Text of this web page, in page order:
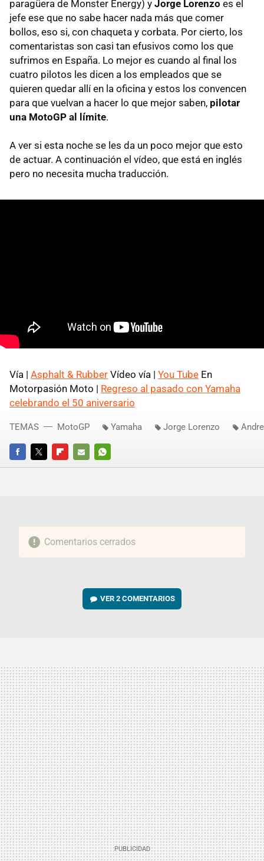
paragüera de Monster Energy) y Jorge Lorenzo es el
jefe ese que no sabe hacer nada más que comer
bollos, eso si, con chaqueta y corbata. Por cierto, los
comentaristas son casi tan efusivos como los que
sufrimos en España. Lo mejor es cuando al final los
cuatro pilotos les dicen a los empleados que se
quieren quedar allí en la oficina y estos los convencen
para que vuelvan a hacer lo que mejor saben, pilotar
una MotoGP al límite.
A ver si esta noche se les da un poco mejor que esto
de actuar. A continuación el vídeo, que está en inglés
pero no necesita mucha traducción.
Vía | Asphalt & Rubber Vídeo vía | You Tube En
Motorpasión Moto | Regreso al pasado con Yamaha
celebrando el 50 aniversario
FACEBOOKTWITTERFLIPBOARD
E-
WHATSAPP
TEMAS MotoGP Yamaha Jorge Lorenzo
Comentarios cerrados
VER2 COMENTARIOS